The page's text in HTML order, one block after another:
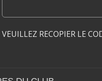
VEUILLEZ RECOPIER LE